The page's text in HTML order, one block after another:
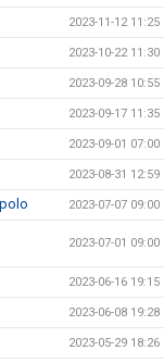
2023-11-12 11:25
2023-10-22 11:30
2023-09-28 10:55
2023-09-17 11:35
2023-09-01 07:00
2023-08-31 12:59
2023-07-07 09:00
2023-07-01 09:00
2023-06-16 19:15
2023-06-08 19:28
2023-05-29 18:26